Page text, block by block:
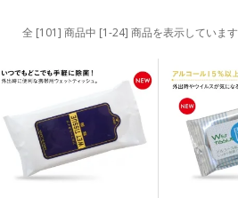
全 [101] 商品中 [1-24] 商品を表示しています